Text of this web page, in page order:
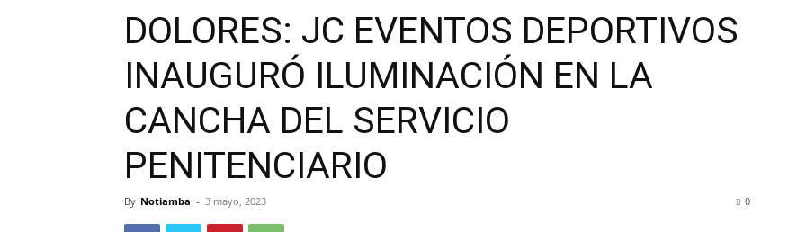
DOLORES: JC EVENTOS DEPORTIVOS
INAUGURÓ ILUMINACIÓN EN LA
CANCHA DEL SERVICIO
PENITENCIARIO
By Notiamba - 3 mayo, 2023 0